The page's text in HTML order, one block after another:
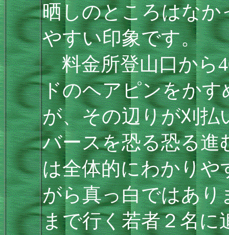
晒しのところはなか
やすい印象です。
料金所登山口から
ドのヘアピンをか
が、その辺りが刈払
バースを恐る恐る進
は全体的にわかりや
がら真っ白ではあり
まで行く若者２名に